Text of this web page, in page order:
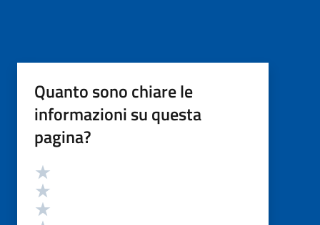
Quanto sono chiare le
informazioni su questa
pagina?
Valutazione